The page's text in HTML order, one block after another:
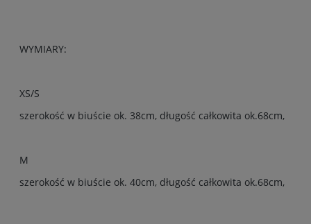
WYMIARY:
XS/S
szerokość w biuście ok. 38cm, długość całkowita ok.68cm,
M
szerokość w biuście ok. 40cm, długość całkowita ok.68cm,